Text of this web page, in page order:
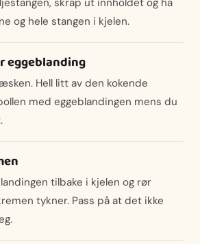
og hele stangen i kjelen.
eggeblanding
Hell litt av den kokende
med eggeblandingen mens du
tilbake i kjelen og rør
tykner. Pass på at det ikke